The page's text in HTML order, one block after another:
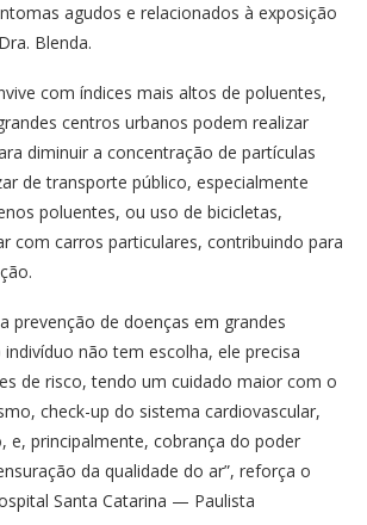
agudos e relacionados à exposição
Blenda.
com índices mais altos de poluentes,
centros urbanos podem realizar
diminuir a concentração de partículas
de transporte público, especialmente
poluentes, ou uso de bicicletas,
com carros particulares, contribuindo para
prevenção de doenças em grandes
não tem escolha, ele precisa
de risco, tendo um cuidado maior com o
check-up do sistema cardiovascular,
e, principalmente, cobrança do poder
da qualidade do ar”, reforça o
Santa Catarina — Paulista